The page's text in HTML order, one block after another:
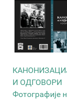
И ОДГОВОРИ
Фотографије